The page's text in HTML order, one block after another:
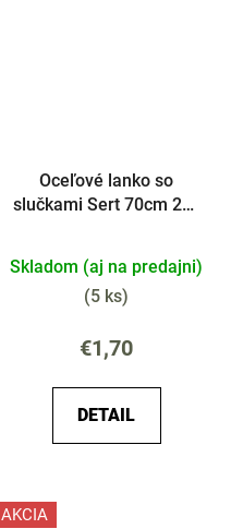
Oceľové lanko so
slučkami Sert 70cm 2ks
Skladom (aj na predajni)
(5 ks)
€1,70
DETAIL
AKCIA